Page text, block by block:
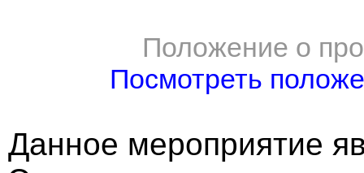
Положение о
Посмотреть
Данное мероприятие